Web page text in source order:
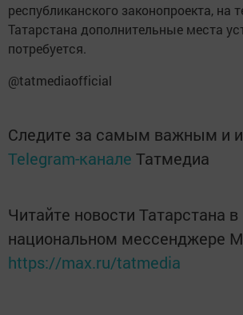
республиканского законопроекта, на
Татарстана дополнительные места
потребуется.
@tatmediaofficial
Следите за самым важным и
Telegram-канале Татмедиа
Читайте новости Татарстана в
национальном мессенджере
https://max.ru/tatmedia